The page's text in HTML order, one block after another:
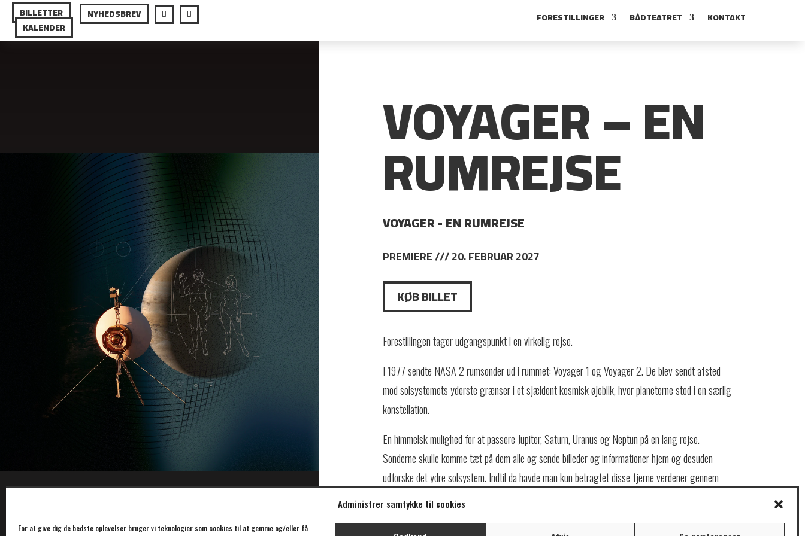
Administrer samtykke til cookies
For at give dig de bedste oplevelser bruger vi teknologier som cookies til at gemme og/eller få
BILLETTER
KALENDER
NYHEDSBREV FORESTILLINGER BÅDTEATRET KONTAKT
VOYAGER – EN
RUMREJSE
VOYAGER - EN RUMREJSE
PREMIERE /// 20. FEBRUAR 2027
KØB BILLET
Forestillingen tager udgangspunkt i en virkelig rejse.
I 1977 sendte NASA 2 rumsonder ud i rummet: Voyager 1 og Voyager 2. De blev sendt afsted
mod solsystemets yderste grænser i et sjældent kosmisk øjeblik, hvor planeterne stod i en særlig
konstellation.
En himmelsk mulighed for at passere Jupiter, Saturn, Uranus og Neptun på en lang rejse.
Sonderne skulle komme tæt på dem alle og sende billeder og informationer hjem og desuden
udforske det ydre solsystem. Indtil da havde man kun betragtet disse fjerne verdener gennem
teleskoper fra jorden. Med ombord er der to guldplader, hvor menneskets lyde, hilsner, musik,